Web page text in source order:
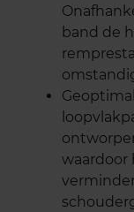
band de
waardoor